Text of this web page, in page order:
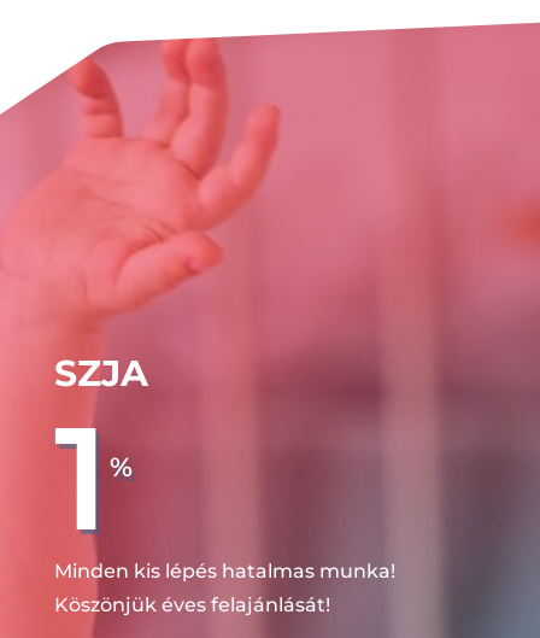
SZJA
1%
Minden kis lépés hatalmas munka!
Köszönjük éves felajánlását!